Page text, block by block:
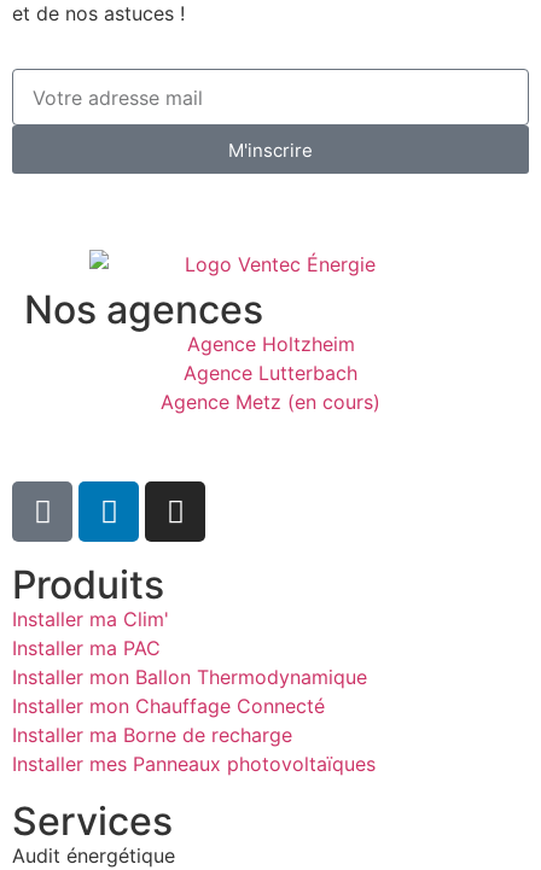
et de nos astuces !
M'inscrire
Nos agences
Agence Holtzheim
Agence Lutterbach
Agence Metz (en cours)
Produits
Installer ma Clim'
Installer ma PAC
Installer mon Ballon Thermodynamique
Installer mon Chauffage Connecté
Installer ma Borne de recharge
Installer mes Panneaux photovoltaïques
Services
Audit énergétique